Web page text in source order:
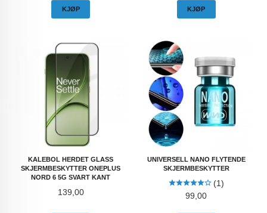
KJØP KJØP
KALEBOL HERDET GLASS
SKJERMBESKYTTER ONEPLUS
NORD 6 5G SVART KANT
Pris
139,00
UNIVERSELL NANO FLYTENDE
SKJERMBESKYTTER
(1)
Pris
99,00